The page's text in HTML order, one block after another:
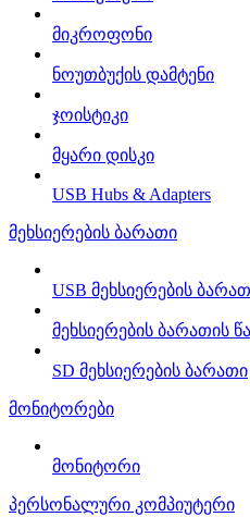
მიკროფონი
ნოუთბუქის დამტენი
ჯოისტიკი
მყარი დისკი
USB Hubs & Adapters
მეხსიერების ბარათი
USB მეხსიერების
მეხსიერების ბარათის
SD მეხსიერების ბარათი
მონიტორები
მონიტორი
პერსონალური კომპიუტერი